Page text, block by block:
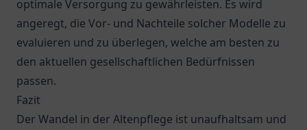
optimale Versorgung zu gewährleisten. Es wird
angeregt, die Vor- und Nachteile solcher Modelle zu
evaluieren und zu überlegen, welche am besten zu
den aktuellen gesellschaftlichen Bedürfnissen
passen.
Fazit
Der Wandel in der Altenpflege ist unaufhaltsam und